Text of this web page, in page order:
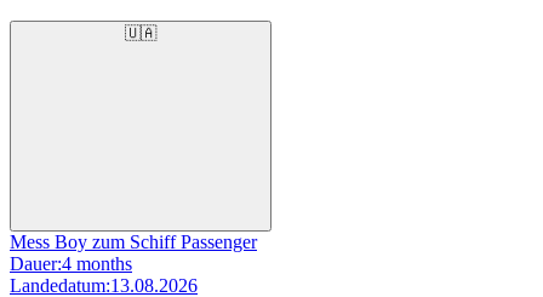
🇺🇦
Mess Boy zum Schiff Passenger
Dauer:4 months
Landedatum:13.08.2026